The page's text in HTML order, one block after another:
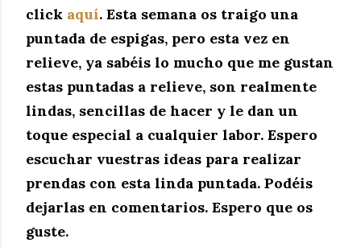
click aquí. Esta semana os traigo una
puntada de espigas, pero esta vez en
relieve, ya sabéis lo mucho que me gustan
estas puntadas a relieve, son realmente
lindas, sencillas de hacer y le dan un
toque especial a cualquier labor. Espero
escuchar vuestras ideas para realizar
prendas con esta linda puntada. Podéis
dejarlas en comentarios. Espero que os
guste.